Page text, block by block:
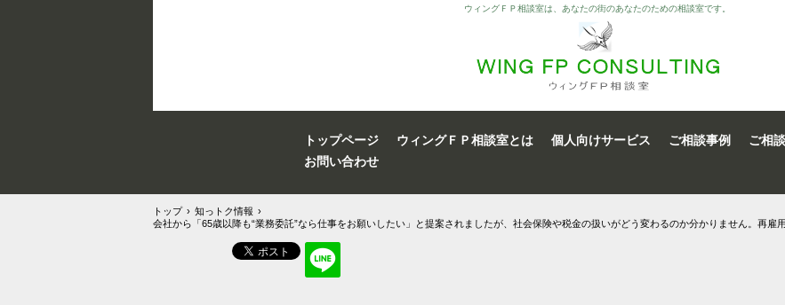
ウィングＦＰ相談室は、あなたの街のあなたのための相談室です。
トップページ ウィングＦＰ相談室とは 個人向けサービス ご相談事例 ご相
お問い合わせ
トップ › 知っトク情報 ›
会社から「65歳以降も“業務委託”なら仕事をお願いしたい」と提案されましたが、社会保険や税金の扱いがどう変わるのか分かりません。再雇